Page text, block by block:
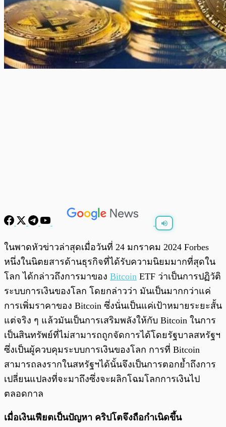
พร้อมเล่น
ในพาดหัวข่าวล่าสุดเมื่อวันที่ 24 มกราคม 2024 Forbes
หนึ่งในนิตยสารด้านธุรกิจที่ได้รับความนิยมมากที่สุดใน
โลก ได้กล่าวถึงการมาของ Bitcoin ETF ว่าเป็นการปฏิวัติ
ระบบการเงินของโลก โดยกล่าวว่า มันเป็นมากกว่าแค่
การเพิ่มราคาของ Bitcoin ซึ่งนั่นเป็นแค่เป้าหมายระยะสั้น
แต่จริง ๆ แล้วมันเป็นการเสริมพลังให้กับ Bitcoin ในการ
เป็นสินทรัพย์ที่ไม่สามารถถูกจัดการได้โดยรัฐบาลสหรัฐฯ
ซึ่งเป็นผู้ควบคุมระบบการเงินของโลก การที่ Bitcoin
สามารถลงรากในสหรัฐฯได้นั้นจึงเป็นการตอกย้ำถึงการ
เปลี่ยนแปลงที่จะมาถึงซึ่งจะผลิกโฉมโลกการเงินไป
ตลอดกาล
เมื่อเงินเฟียตเป็นปัญหา คริปโตจึงถือกำเนิดขึ้น